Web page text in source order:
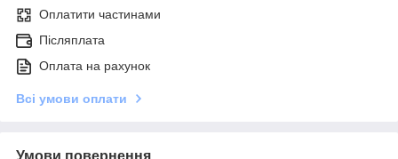
Оплатити частинами
Післяплата
Оплата на рахунок
Всі умови оплати